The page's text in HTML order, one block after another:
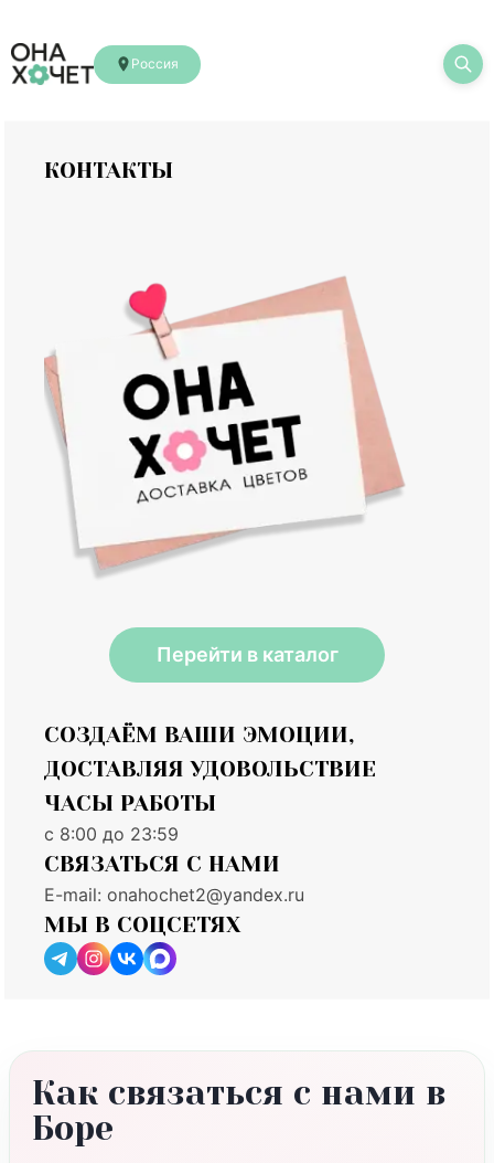
Россия
КОНТАКТЫ
Перейти в каталог
СОЗДАЁМ ВАШИ ЭМОЦИИ,
ДОСТАВЛЯЯ УДОВОЛЬСТВИЕ
ЧАСЫ РАБОТЫ
с 8:00 до 23:59
СВЯЗАТЬСЯ С НАМИ
E-mail: onahochet2@yandex.ru
МЫ В СОЦСЕТЯХ
Как связаться с нами в
Боре